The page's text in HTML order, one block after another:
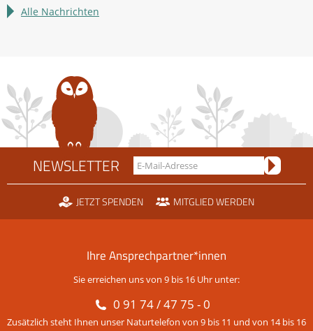
im
Scheidtobelbahn
Alle Nachrichten
NEWSLETTER
JETZT SPENDEN MITGLIED WERDEN
Ihre Ansprechpartner*innen
Sie erreichen uns von 9 bis 16 Uhr unter:
0 91 74 / 47 75 - 0
Zusätzlich steht Ihnen unser Naturtelefon von 9 bis 11 und von 14 bis 16